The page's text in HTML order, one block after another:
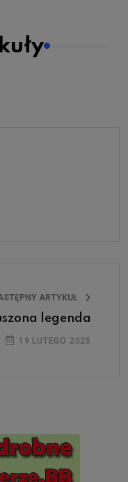
ARTYKUŁ
legenda
19 LUTEGO 2025